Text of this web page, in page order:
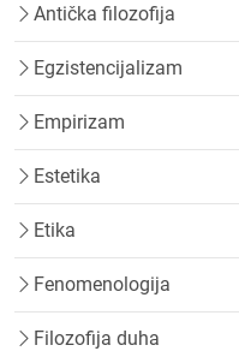
Antička filozofija
Egzistencijalizam
Empirizam
Estetika
Etika
Fenomenologija
Filozofija duha